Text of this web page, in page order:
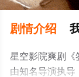
剧情介绍
星空影院爽剧《
由知名导演执导